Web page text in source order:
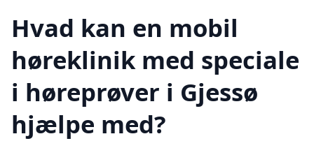
Hvad kan en mobil
høreklinik med speciale
i høreprøver i Gjessø
hjælpe med?